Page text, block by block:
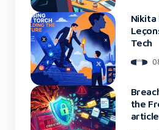
Nikita
Tech
the
Yes, I will turn off
No Thanks